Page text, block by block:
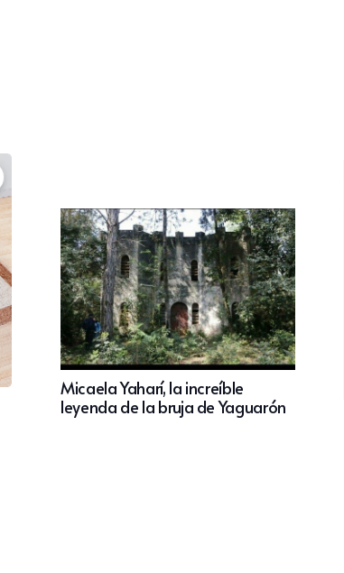
Micaela Yaharí, la increíble
leyenda de la bruja de Yaguarón